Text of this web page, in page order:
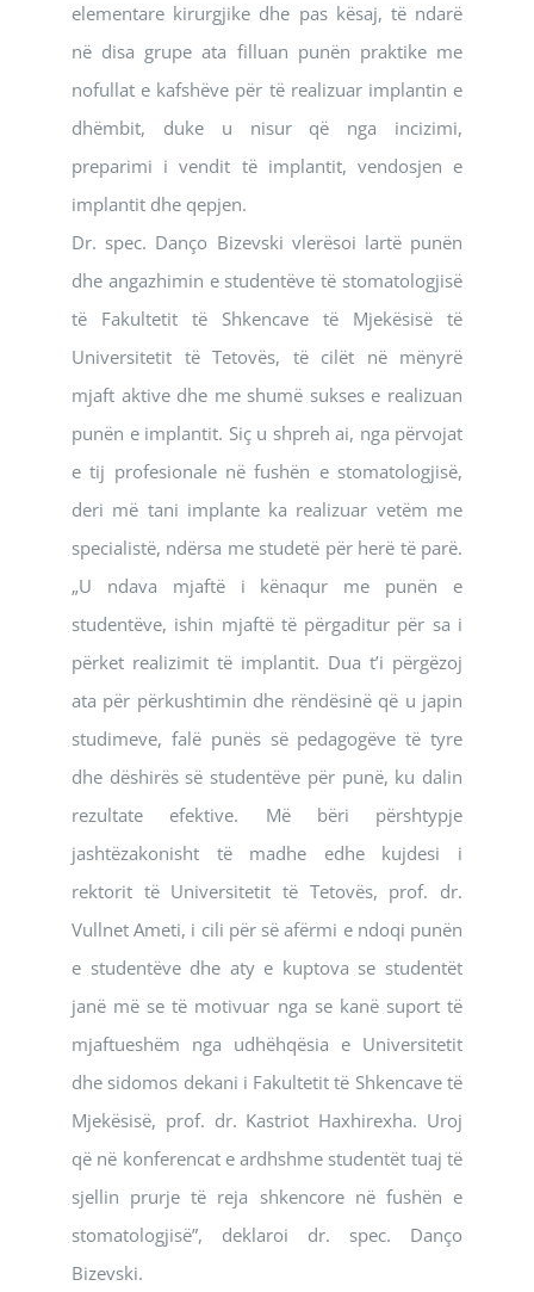
elementare kirurgjike dhe pas kësaj, të ndarë
në disa grupe ata filluan punën praktike me
nofullat e kafshëve për të realizuar implantin e
dhëmbit, duke u nisur që nga incizimi,
preparimi i vendit të implantit, vendosjen e
implantit dhe qepjen.
Dr. spec. Danço Bizevski vlerësoi lartë punën
dhe angazhimin e studentëve të stomatologjisë
të Fakultetit të Shkencave të Mjekësisë të
Universitetit të Tetovës, të cilët në mënyrë
mjaft aktive dhe me shumë sukses e realizuan
punën e implantit. Siç u shpreh ai, nga përvojat
e tij profesionale në fushën e stomatologjisë,
deri më tani implante ka realizuar vetëm me
specialistë, ndërsa me studetë për herë të parë.
„U ndava mjaftë i kënaqur me punën e
studentëve, ishin mjaftë të përgaditur për sa i
përket realizimit të implantit. Dua t’i përgëzoj
ata për përkushtimin dhe rëndësinë që u japin
studimeve, falë punës së pedagogëve të tyre
dhe dëshirës së studentëve për punë, ku dalin
rezultate efektive. Më bëri përshtypje
jashtëzakonisht të madhe edhe kujdesi i
rektorit të Universitetit të Tetovës, prof. dr.
Vullnet Ameti, i cili për së afërmi e ndoqi punën
e studentëve dhe aty e kuptova se studentët
janë më se të motivuar nga se kanë suport të
mjaftueshëm nga udhëhqësia e Universitetit
dhe sidomos dekani i Fakultetit të Shkencave të
Mjekësisë, prof. dr. Kastriot Haxhirexha. Uroj
që në konferencat e ardhshme studentët tuaj të
sjellin prurje të reja shkencore në fushën e
stomatologjisë”, deklaroi dr. spec. Danço
Bizevski.